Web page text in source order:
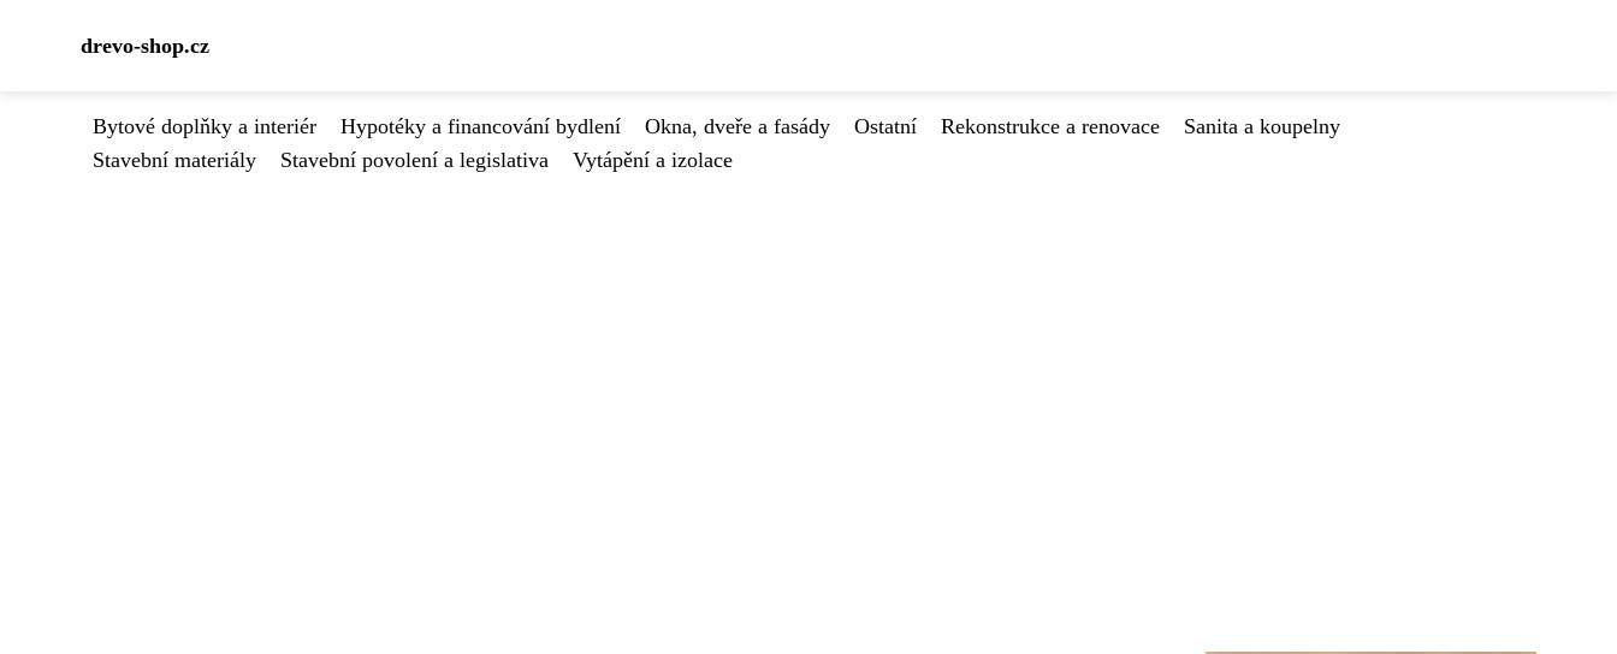
drevo-shop.cz
Bytové doplňky a interiér Hypotéky a financování bydlení Okna, dveře a fasády Ostatní Rekonstrukce a renovace
Sanita a koupelny
Stavební materiály
Stavební povolení a legislativa Vytápění a izolace